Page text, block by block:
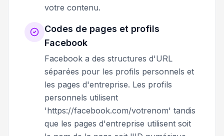
votre contenu.
Codes de pages et profils
Facebook
Facebook a des structures d'URL
séparées pour les profils personnels et
les pages d'entreprise. Les profils
personnels utilisent
'https://facebook.com/votrenom' tandis
que les pages d'entreprise utilisent soit